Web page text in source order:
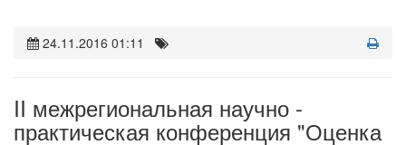
24.11.2016 01:11
II межрегиональная научно -
практическая конференция "Оценка